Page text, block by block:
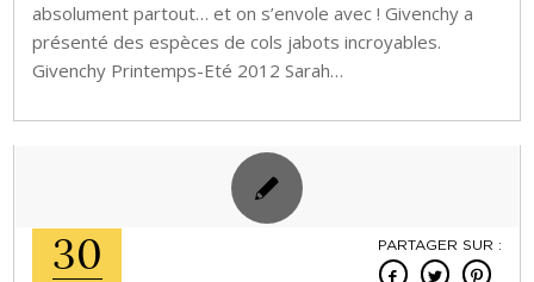
absolument partout… et on s’envole avec ! Givenchy a
présenté des espèces de cols jabots incroyables.
Givenchy Printemps-Eté 2012 Sarah…
30 PARTAGER SUR :